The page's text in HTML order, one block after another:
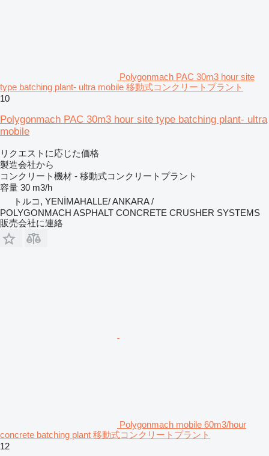
Polygonmach PAC 30m3 hour site
type batching plant- ultra mobile 移動式コンクリートプラント
10
Polygonmach PAC 30m3 hour site type batching plant- ultra
mobile
リクエストに応じた価格
製造会社から
コンクリート機材 - 移動式コンクリートプラント
容量 30 m3/h
トルコ, YENİMAHALLE/ ANKARA /
POLYGONMACH ASPHALT CONCRETE CRUSHER SYSTEMS
販売会社に連絡
Polygonmach mobile 60m3/hour
concrete batching plant 移動式コンクリートプラント
12